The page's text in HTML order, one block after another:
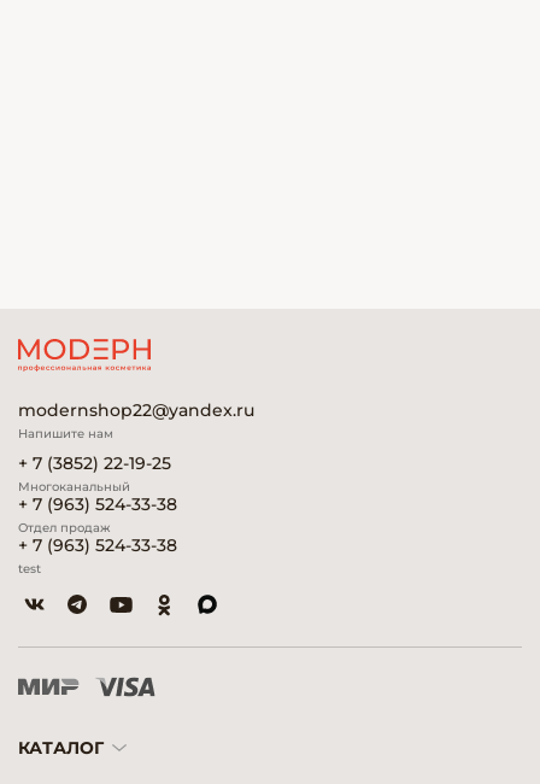
modernshop22@yandex.ru
Напишите нам
+ 7 (3852) 22-19-25
Многоканальный
+ 7 (963) 524-33-38
Отдел продаж
+ 7 (963) 524-33-38
test
КАТАЛОГ